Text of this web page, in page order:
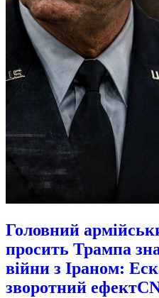
Головний
просить Трампа
війни з Іраном:
зворотний ефект